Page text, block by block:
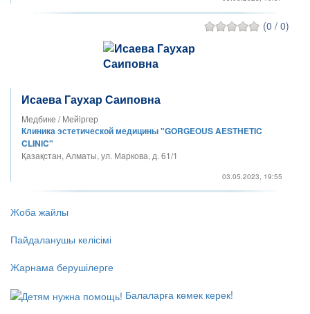
(0 / 0)
Исаева Гаухар Саиповна
Медбике / Мейiргер
Клиника эстетической медицины "GORGEOUS AESTHETIC
CLINIC"
Қазақстан, Алматы, ул. Маркова, д. 61/1
03.05.2023, 19:55
Жоба жайлы
Пайдаланушы келісімі
Жарнама берушілерге
Балаларға көмек керек!